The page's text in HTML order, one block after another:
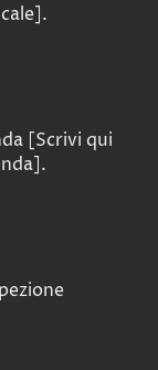
[Scrivi qui